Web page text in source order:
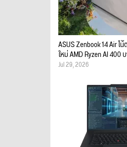
ASUS Zenbook 14 Air โ
ใหม่ AMD Ryzen AI 400
Jul 29, 2026